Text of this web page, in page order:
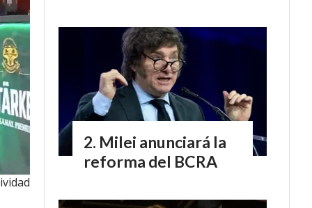
Milei anunciará la
reforma del BCRA